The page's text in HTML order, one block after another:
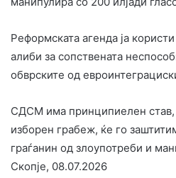
Реформската агенда ја
алиби за сопствената
обврските од
СДСМ има принципиелен
изборен грабеж, ќе го
граѓанин од злоупотреби и
Скопје, 08.07.2026